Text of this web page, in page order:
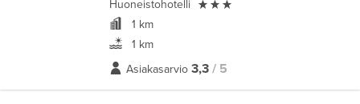
Huoneistohotelli 
1 km
1 km
Asiakasarvio 3,3 / 5